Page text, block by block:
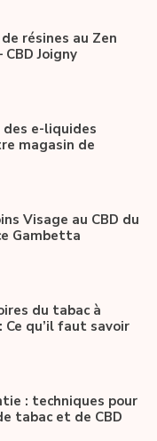
résines au Zen
CBD Joigny
e-liquides
magasin de
Visage au CBD du
Gambetta
du tabac à
Ce qu’il faut savoir
: techniques pour
tabac et de CBD